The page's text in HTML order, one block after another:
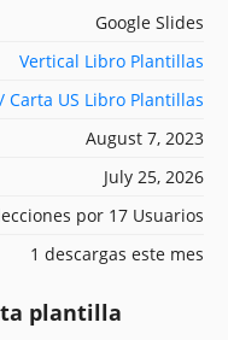
Google Slides
Vertical Libro Plantillas
Carta US Libro Plantillas
August 7, 2023
July 25, 2026
por 17 Usuarios
1 descargas este mes
plantilla